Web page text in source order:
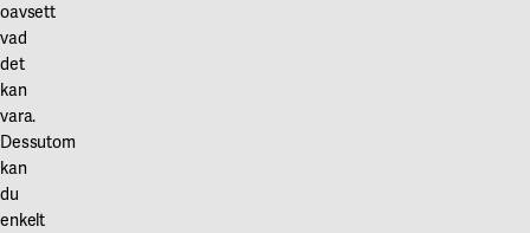
oavsett
vad
det
kan
vara.
Dessutom
kan
du
enkelt